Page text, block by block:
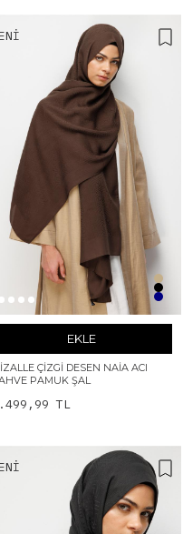
EKLE
ÇIZGI DESEN NAIA ACI
PAMUK ŞAL
TL